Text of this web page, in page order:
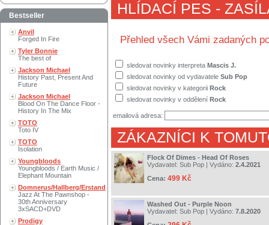
Bestseller
Anvil
Forged In Fire
Tyler Bonnie
The best of
Jackson Michael
History Past, Present And
Future
Jackson Michael
Blood On The Dance Floor -
History In The Mix
TOTO
Toto IV
TOTO
Isolation
Youngbloods
Youngbloods / Earth Music /
Elephant Mountain
Domnerus/Hallberg/Erstand
Jazz At The Pawnshop -
30th Anniversary
3xSACD+DVD
Prodigy
HLÍDACÍ PES -
Přehled všech Vámi zadaných
sledovat novinky interpreta Mascis J.
sledovat novinky od vydavatele Sub Pop
sledovat novinky v kategorii Rock
sledovat novinky v oddělení Rock
emailová adresa:
ZÁKAZNÍCI K
Flock Of Dimes - Head Of Roses
Vydavatel: Sub Pop | Vydáno: 2.4.2021
Cena: 499 Kč
Washed Out - Purple Noon
Vydavatel: Sub Pop | Vydáno: 7.8.2020